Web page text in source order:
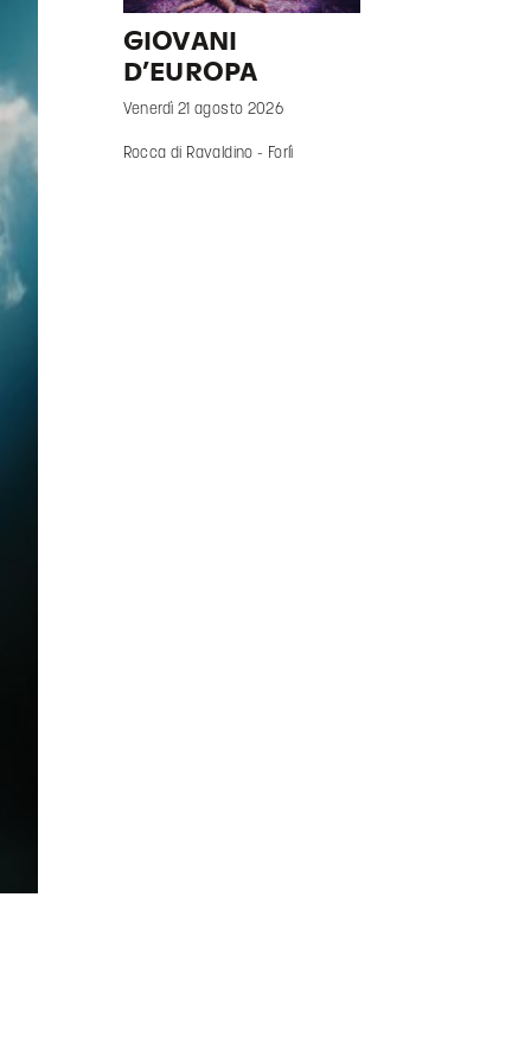
GIOVANI
D’EUROPA
Venerdì 21 agosto 2026
Rocca di Ravaldino - Forlì